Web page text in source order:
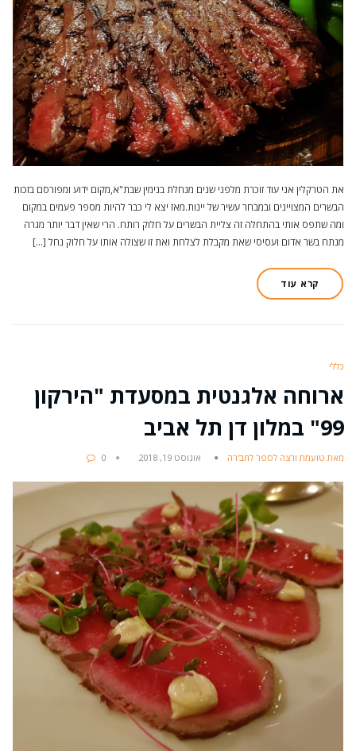
את הטרקלין אני עוד זוכרת מלפני שנים מנחלת בנימין שבת"א,מקום ידוע ומפורסם בזכות
הבשרים המצויינים ובמבחר עשיר של יינות.מאז יצא לי כבר להיות מספר פעמים במקום
ומה שתפס אותי בהתחלה זה צליית הבשרים על חלוק רותח. הרי שאין דבר יותר מגרה
מנתח בשר אדום ועסיסי שאת מקבלת לצלחת ואת זו שצולה אותו על חלוק נחל […]
קרא עוד
כללי
ארוחה אלגנטית במסעדת "הירקון
99" במלון דן תל אביב
מאת טועמת ורצה לספר לחב'רה אוגוסט 19, 2018 0